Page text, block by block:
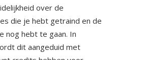
over de
die je hebt getraind en de
nog hebt te gaan. In
dit aangeduid met